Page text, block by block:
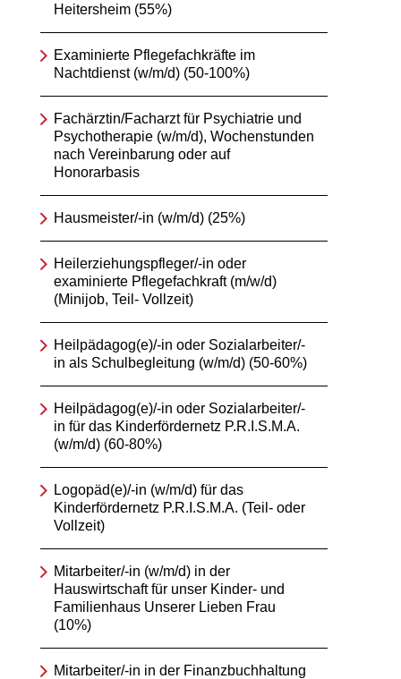
Heitersheim (55%)
Examinierte Pflegefachkräfte im
Nachtdienst (w/m/d) (50-100%)
Fachärztin/Facharzt für Psychiatrie und
Psychotherapie (w/m/d), Wochenstunden
nach Vereinbarung oder auf
Honorarbasis
Hausmeister/-in (w/m/d) (25%)
Heilerziehungspfleger/-in oder
examinierte Pflegefachkraft (m/w/d)
(Minijob, Teil- Vollzeit)
Heilpädagog(e)/-in oder Sozialarbeiter/-
in als Schulbegleitung (w/m/d) (50-60%)
Heilpädagog(e)/-in oder Sozialarbeiter/-
in für das Kinderfördernetz P.R.I.S.M.A.
(w/m/d) (60-80%)
Logopäd(e)/-in (w/m/d) für das
Kinderfördernetz P.R.I.S.M.A. (Teil- oder
Vollzeit)
Mitarbeiter/-in (w/m/d) in der
Hauswirtschaft für unser Kinder- und
Familienhaus Unserer Lieben Frau
(10%)
Mitarbeiter/-in in der Finanzbuchhaltung